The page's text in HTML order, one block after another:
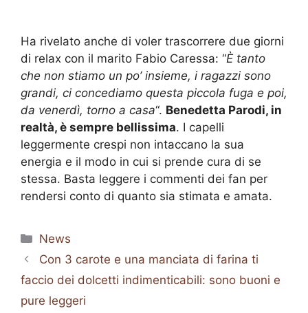
Ha rivelato anche di voler trascorrere due giorni
di relax con il marito Fabio Caressa: “È tanto
che non stiamo un po’ insieme, i ragazzi sono
grandi, ci concediamo questa piccola fuga e poi,
da venerdì, torno a casa“. Benedetta Parodi, in
realtà, è sempre bellissima. I capelli
leggermente crespi non intaccano la sua
energia e il modo in cui si prende cura di se
stessa. Basta leggere i commenti dei fan per
rendersi conto di quanto sia stimata e amata.
Categorie
News
Con 3 carote e una manciata di farina ti
faccio dei dolcetti indimenticabili: sono buoni e
pure leggeri